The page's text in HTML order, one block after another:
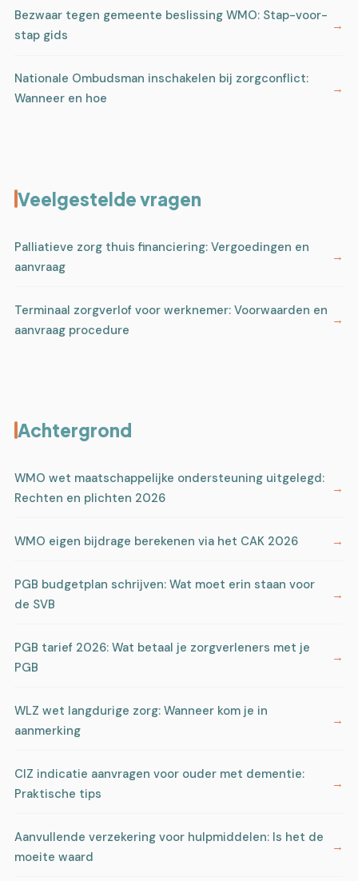
Bezwaar tegen gemeente beslissing WMO: Stap-voor-
stap gids
Nationale Ombudsman inschakelen bij zorgconflict:
Wanneer en hoe
Veelgestelde vragen
Palliatieve zorg thuis financiering: Vergoedingen en
aanvraag
Terminaal zorgverlof voor werknemer: Voorwaarden en
aanvraag procedure
Achtergrond
WMO wet maatschappelijke ondersteuning uitgelegd:
Rechten en plichten 2026
WMO eigen bijdrage berekenen via het CAK 2026
PGB budgetplan schrijven: Wat moet erin staan voor
de SVB
PGB tarief 2026: Wat betaal je zorgverleners met je
PGB
WLZ wet langdurige zorg: Wanneer kom je in
aanmerking
CIZ indicatie aanvragen voor ouder met dementie:
Praktische tips
Aanvullende verzekering voor hulpmiddelen: Is het de
moeite waard